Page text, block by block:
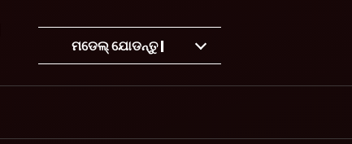
ମଡେଲ୍ ଯୋଡନ୍ତୁ |